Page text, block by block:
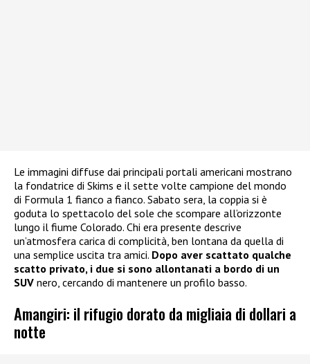
Le immagini diffuse dai principali portali americani mostrano
la fondatrice di Skims e il sette volte campione del mondo
di Formula 1 fianco a fianco. Sabato sera, la coppia si è
goduta lo spettacolo del sole che scompare all’orizzonte
lungo il fiume Colorado. Chi era presente descrive
un’atmosfera carica di complicità, ben lontana da quella di
una semplice uscita tra amici. Dopo aver scattato qualche
scatto privato, i due si sono allontanati a bordo di un
SUV nero, cercando di mantenere un profilo basso.
Amangiri: il rifugio dorato da migliaia di dollari a
notte